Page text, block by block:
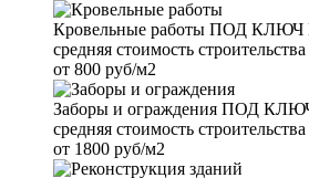
Кровельные работы ПОД КЛЮЧ В
средняя стоимость строительства
от 800 руб/м2
Заборы и ограждения ПОД КЛЮЧ
средняя стоимость строительства
от 1800 руб/м2